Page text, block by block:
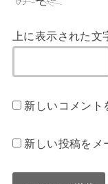
上に表示された文
新しいコメント
新しい投稿をメ